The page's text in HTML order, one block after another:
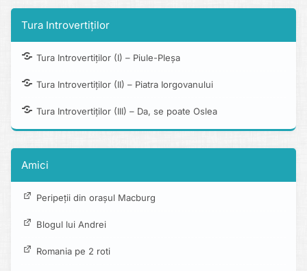
Tura Introvertiților
Tura Introvertiților (I) – Piule-Pleșa
Tura Introvertiților (II) – Piatra Iorgovanului
Tura Introvertiților (III) – Da, se poate Oslea
Amici
Peripeții din orașul Macburg
Blogul lui Andrei
Romania pe 2 roti